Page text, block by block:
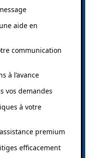
aide en
communication
à l’avance
vos demandes
à votre
premium
efficacement